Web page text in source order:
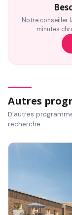
Notre conseiller
minutes
Autres
D'autres
recherche